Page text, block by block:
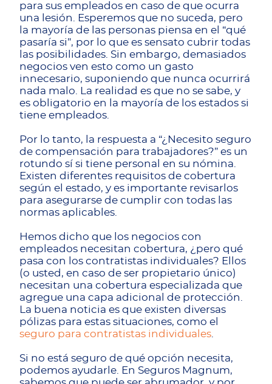
para sus empleados en caso de que ocurra
una lesión. Esperemos que no suceda, pero
la mayoría de las personas piensa en el “qué
pasaría si”, por lo que es sensato cubrir todas
las posibilidades. Sin embargo, demasiados
negocios ven esto como un gasto
innecesario, suponiendo que nunca ocurrirá
nada malo. La realidad es que no se sabe, y
es obligatorio en la mayoría de los estados si
tiene empleados.
Por lo tanto, la respuesta a “¿Necesito seguro
de compensación para trabajadores?” es un
rotundo sí si tiene personal en su nómina.
Existen diferentes requisitos de cobertura
según el estado, y es importante revisarlos
para asegurarse de cumplir con todas las
normas aplicables.
Hemos dicho que los negocios con
empleados necesitan cobertura, ¿pero qué
pasa con los contratistas individuales? Ellos
(o usted, en caso de ser propietario único)
necesitan una cobertura especializada que
agregue una capa adicional de protección.
La buena noticia es que existen diversas
pólizas para estas situaciones, como el
seguro para contratistas individuales
Si no está seguro de qué opción necesita,
podemos ayudarle. En Seguros Magnum,